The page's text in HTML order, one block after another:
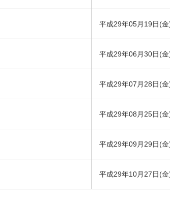
平成29年05月19日(金
平成29年06月30日(金
平成29年07月28日(金
平成29年08月25日(金
平成29年09月29日(金
平成29年10月27日(金